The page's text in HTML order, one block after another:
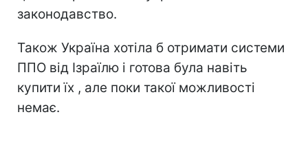
законодавство.
Також Україна хотіла б отримати системи
ППО від Ізраїлю і готова була навіть
купити їх , але поки такої можливості
немає.